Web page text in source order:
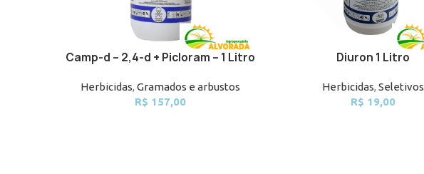
ADD TO CART
Camp-d – 2,4-d + Picloram – 1 Litro
Herbicidas, Gramados e arbustos
R$ 157,00
ADD TO CARTDiuron 1 Litro
Herbicidas, Seletivos
R$ 19,00